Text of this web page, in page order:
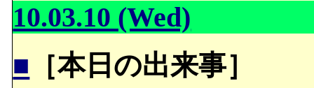
10.03.10 (Wed)
■ ［本日の出来事］